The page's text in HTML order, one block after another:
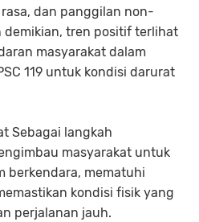
dan panggilan non-
demikian, tren positif terlihat
masyarakat dalam
119 untuk kondisi darurat
Sebagai langkah
masyarakat untuk
berkendara, mematuhi
kondisi fisik yang
perjalanan jauh.